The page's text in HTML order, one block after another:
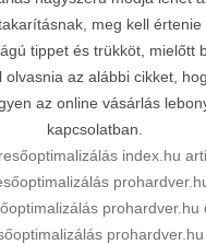
meg kell értenie
tippet és trükköt, mielőtt
olvasnia az alábbi cikket,
az online vásárlás
kapcsolatban.
index.hu
prohardver.hu